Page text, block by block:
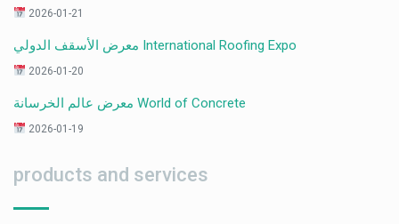
2026-01-21
معرض الأسقف الدولي International Roofing Expo
2026-01-20
معرض عالم الخرسانة World of Concrete
2026-01-19
products and services